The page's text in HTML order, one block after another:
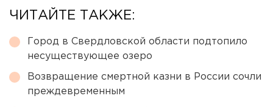
ЧИТАЙТЕ ТАКЖЕ:
Город в Свердловской области подтопило
несуществующее озеро
Возвращение смертной казни в России сочли
преждевременным